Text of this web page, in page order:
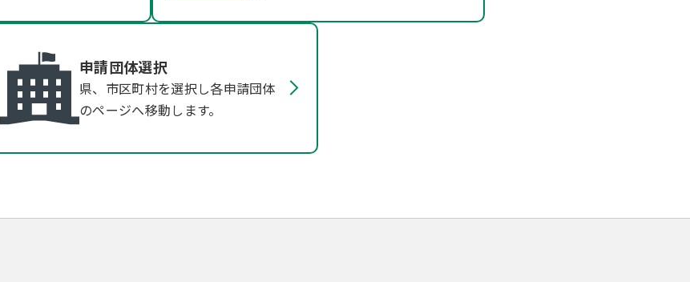
申請団体選択
県、市区町村を選択し各申請団体
のページへ移動します。